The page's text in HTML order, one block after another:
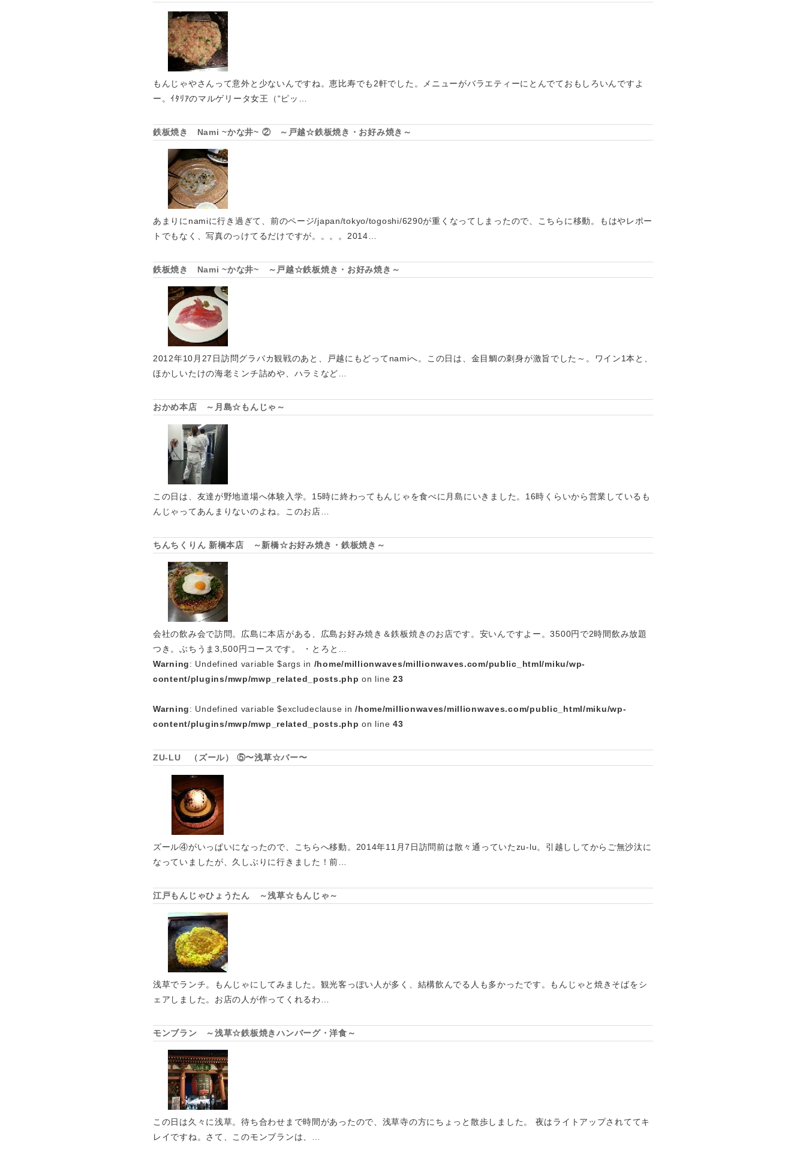
もんじゃやさんって意外と少ないんですね。恵比寿でも2軒でした。メニューがバラエティーにとんでておもしろいんですよ
ー。ｲﾀﾘｱのマルゲリータ女王（“ピッ…
鉄板焼き Nami ~かな井~ ② ～戸越☆鉄板焼き・お好み焼き～
あまりにnamiに行き過ぎて、前のページ/japan/tokyo/togoshi/6290が重くなってしまったので、こちらに移動。もはやレポー
トでもなく、写真のっけてるだけですが。。。。2014…
鉄板焼き Nami ~かな井~ ～戸越☆鉄板焼き・お好み焼き～
2012年10月27日訪問グラバカ観戦のあと、戸越にもどってnamiへ。この日は、金目鯛の刺身が激旨でした～。ワイン1本と、
ほかしいたけの海老ミンチ詰めや、ハラミなど…
おかめ本店 ～月島☆もんじゃ～
この日は、友達が野地道場へ体験入学。15時に終わってもんじゃを食べに月島にいきました。16時くらいから営業しているも
んじゃってあんまりないのよね。このお店…
ちんちくりん 新橋本店 ～新橋☆お好み焼き・鉄板焼き～
会社の飲み会で訪問。広島に本店がある、広島お好み焼き＆鉄板焼きのお店です。安いんですよー。3500円で2時間飲み放題
つき。ぶちうま3,500円コースです。 ・とろと…
Warning: Undefined variable $args in /home/millionwaves/millionwaves.com/public_html/miku/wp-
content/plugins/mwp/mwp_related_posts.php on line23
Warning: Undefined variable $excludeclause in/home/millionwaves/millionwaves.com/public_html/miku/wp-
content/plugins/mwp/mwp_related_posts.php on line43
ZU-LU （ズール） ⑤〜浅草☆バー〜
ズール④がいっぱいになったので、こちらへ移動。2014年11月7日訪問前は散々通っていたzu-lu。引越ししてからご無沙汰に
なっていましたが、久しぶりに行きました！前…
江戸もんじゃひょうたん ～浅草☆もんじゃ～
浅草でランチ。もんじゃにしてみました。観光客っぽい人が多く、結構飲んでる人も多かったです。もんじゃと焼きそばをシ
ェアしました。お店の人が作ってくれるわ…
モンブラン ～浅草☆鉄板焼きハンバーグ・洋食～
この日は久々に浅草。待ち合わせまで時間があったので、浅草寺の方にちょっと散歩しました。 夜はライトアップされててキ
レイですね。さて、このモンブランは、…